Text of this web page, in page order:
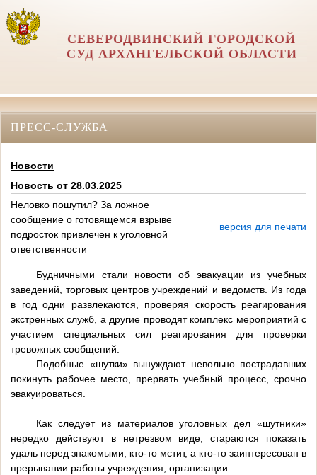
СЕВЕРОДВИНСКИЙ ГОРОДСКОЙ
СУД АРХАНГЕЛЬСКОЙ ОБЛАСТИ
ПРЕСС-СЛУЖБА
Новости
Новость от 28.03.2025
Неловко пошутил? За ложное
сообщение о готовящемся взрыве
подросток привлечен к уголовной
ответственности
версия для печати
Будничными стали новости об эвакуации из учебных
заведений, торговых центров учреждений и ведомств. Из года
в год одни развлекаются, проверяя скорость реагирования
экстренных служб, а другие проводят комплекс мероприятий с
участием специальных сил реагирования для проверки
тревожных сообщений.
Подобные «шутки» вынуждают невольно пострадавших
покинуть рабочее место, прервать учебный процесс, срочно
эвакуироваться.
Как следует из материалов уголовных дел «шутники»
нередко действуют в нетрезвом виде, стараются показать
удаль перед знакомыми, кто-то мстит, а кто-то заинтересован в
прерывании работы учреждения, организации.